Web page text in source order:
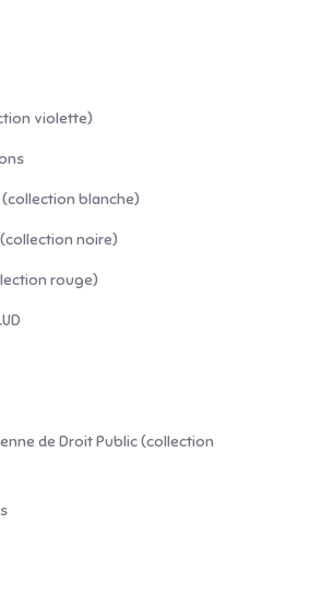
violette)
blanche)
noire)
rouge)
de Droit Public (collection